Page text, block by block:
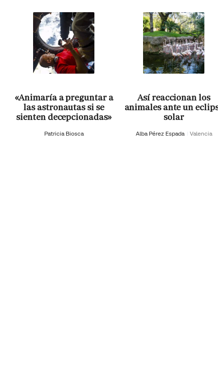
«Animaría a preguntar a
las astronautas si se
sienten decepcionadas»
Patricia Biosca
Así reaccionan los
animales ante un
solar
Alba Pérez Espada Valencia